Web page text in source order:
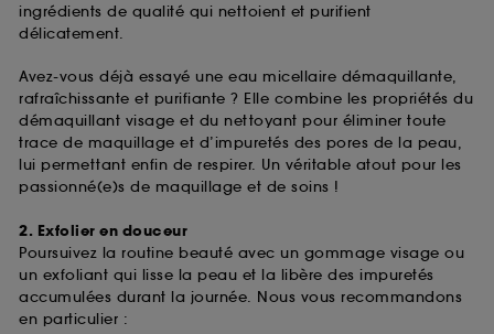
ingrédients de qualité qui nettoient et purifient
délicatement.
Avez-vous déjà essayé une eau micellaire démaquillante,
rafraîchissante et purifiante ? Elle combine les propriétés du
démaquillant visage et du nettoyant pour éliminer toute
trace de maquillage et d’impuretés des pores de la peau,
lui permettant enfin de respirer. Un véritable atout pour les
passionné(e)s de maquillage et de soins !
2. Exfolier en douceur
Poursuivez la routine beauté avec un gommage visage ou
un exfoliant qui lisse la peau et la libère des impuretés
accumulées durant la journée. Nous vous recommandons
en particulier :